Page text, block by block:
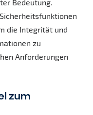
Bedeutung.
die Integrität und
zu
Anforderungen
zum